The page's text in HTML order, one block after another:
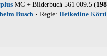
MC + Bilderbuch 561 009.5 (
Busch • Regie:Heikedine